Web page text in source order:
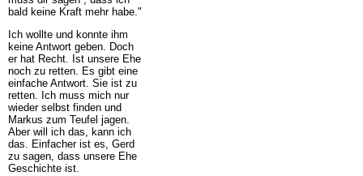
bald keine Kraft mehr habe."
Ich wollte und konnte ihm
keine Antwort geben. Doch
er hat Recht. Ist unsere Ehe
noch zu retten. Es gibt eine
einfache Antwort. Sie ist zu
retten. Ich muss mich nur
wieder selbst finden und
Markus zum Teufel jagen.
Aber will ich das, kann ich
das. Einfacher ist es, Gerd
zu sagen, dass unsere Ehe
Geschichte ist.